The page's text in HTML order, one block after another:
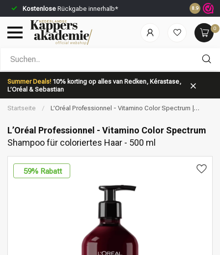
Kostenlose Rückgabe innerhalb* Vor 23:59
8.9
0
Summer Deals! 10% korting op alles van Redken, Kérastase,
L’Oréal & Sebastian
Nach welcher Kategorie suchst du?
Marken Haarpflege
Startseite /
L’Oréal Professionnel - Vitamino Color Spectrum |
L’Oréal Professionnel - Vitamino Color Spectrum
Shampoo für coloriertes Haar - 500 ml
59% Rabatt